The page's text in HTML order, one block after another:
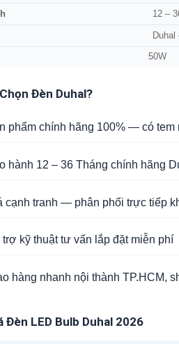
12 –
50W
Đèn Duhal?
phẩm chính hãng 100% — có tem
hành 12 – 36 Tháng chính hãng
cạnh tranh — phân phối trực tiếp
trợ kỹ thuật tư vấn lắp đặt miễn phí
hàng nhanh nội thành TP.HCM,
Đèn LED Bulb Duhal 2026